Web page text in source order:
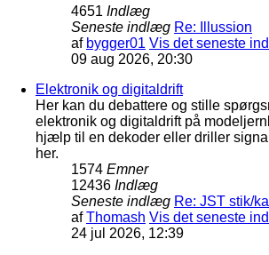
4651 Indlæg
Seneste indlæg Re: Illussion
af bygger01 Vis det seneste
09 aug 2026, 20:30
Elektronik og digitaldrift
Her kan du debattere og stille
elektronik og digitaldrift på
hjælp til en dekoder eller driller
her.
1574 Emner
12436 Indlæg
Seneste indlæg Re: JST stik/
afThomash Vis det seneste
24 jul 2026, 12:39